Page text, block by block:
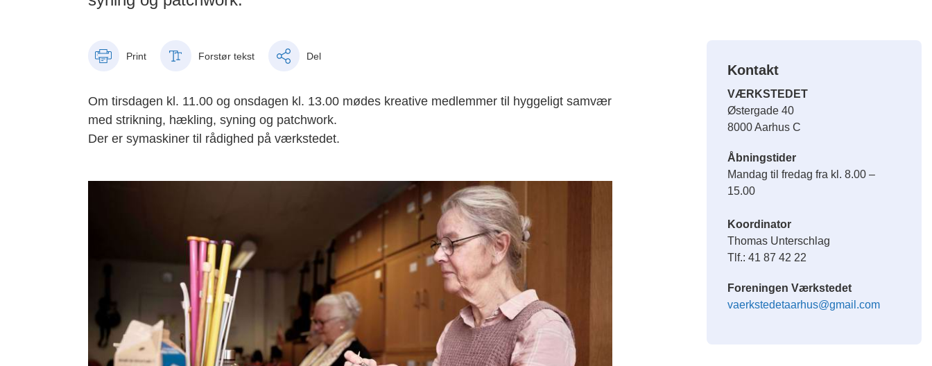
Print Forstør tekst Del
Om tirsdagen kl. 11.00 og onsdagen kl. 13.00 mødes kreative medlemmer til hyggeligt samvær
med strikning, hækling, syning og patchwork.
Der er symaskiner til rådighed på værkstedet.
Kontakt
VÆRKSTEDET
Østergade 40
8000 Aarhus C
Åbningstider
Mandag til fredag fra kl. 8.00 –
15.00
Koordinator
Thomas Unterschlag
Tlf.: 41 87 42 22
Foreningen Værkstedet
vaerkstedetaarhus@gmail.com